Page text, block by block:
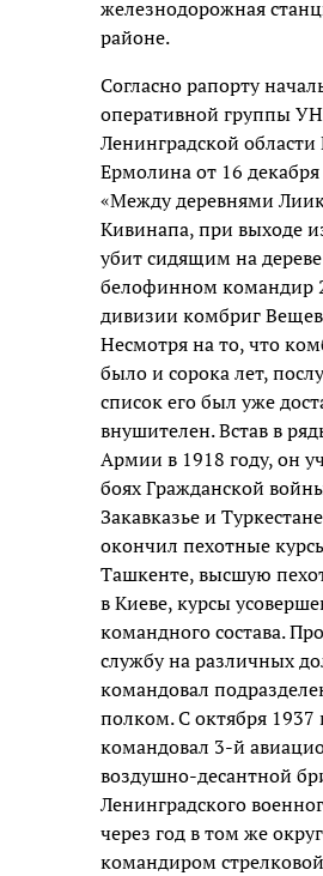
железнодорожная
районе.
Согласно рапорту
оперативной группы
Ленинградской
Ермолина от 16 декабря
«Между деревнями
Кивинапа, при выходе
убит сидящим на дереве
белофинном командир
дивизии комбриг
Несмотря на то, что
было и сорока лет,
список его был уже
внушителен. Встав в
Армии в 1918 году, он
боях Гражданской
Закавказье и
окончил пехотные
Ташкенте, высшую
в Киеве, курсы
командного состава.
службу на различных
командовал
полком. С октября 1937
командовал 3-й
воздушно-десантной
Ленинградского
через год в том же
командиром